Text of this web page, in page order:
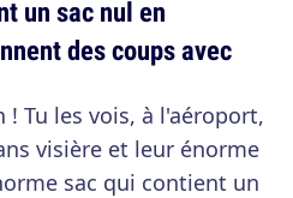
un sac nul en
des coups avec
Tu les vois, à l'aéroport,
visière et leur énorme
sac qui contient un